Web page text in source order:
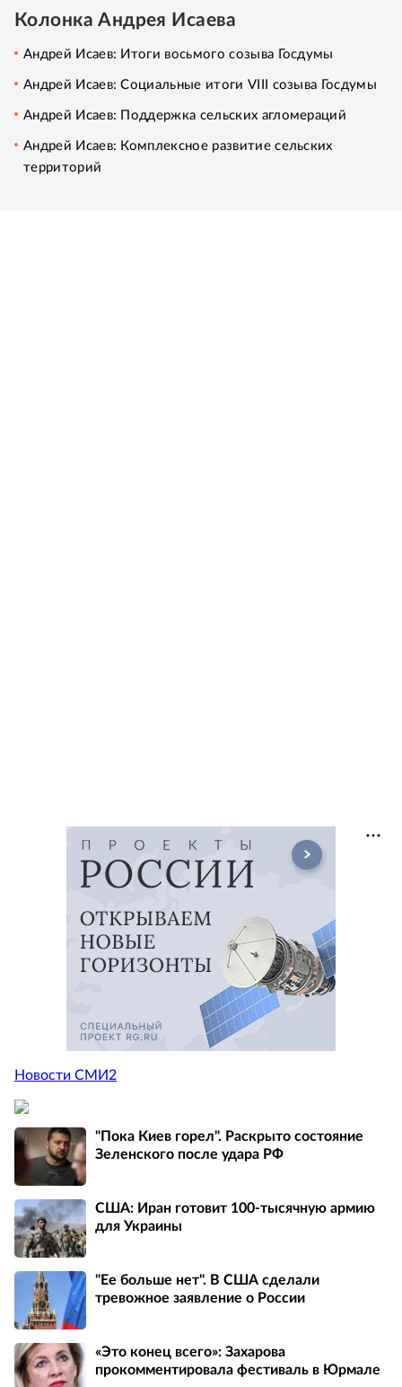
Колонка Андрея Исаева
Андрей Исаев: Итоги восьмого созыва Госдумы
Андрей Исаев: Социальные итоги VIII созыва Госдумы
Андрей Исаев: Поддержка сельских агломераций
Андрей Исаев: Комплексное развитие сельских
территорий
Новости СМИ2
"Пока Киев горел". Раскрыто состояние
Зеленского после удара РФ
США: Иран готовит 100-тысячную армию
для Украины
"Ее больше нет". В США сделали
тревожное заявление о России
«Это конец всего»: Захарова
прокомментировала фестиваль в Юрмале